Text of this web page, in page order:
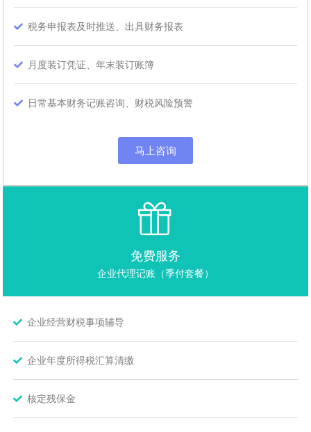
税务申报表及时推送、出具财务报表
月度装订凭证、年末装订账簿
日常基本财务记账咨询、财税风险预警
马上咨询
免费服务
企业代理记账（季付套餐）
企业经营财税事项辅导
企业年度所得税汇算清缴
核定残保金